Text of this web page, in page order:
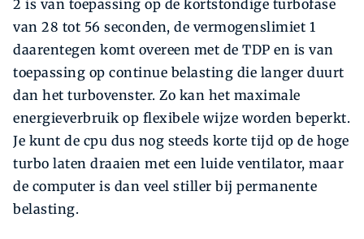
2 is van toepassing op de kortstondige turbofase
van 28 tot 56 seconden, de vermogenslimiet 1
daarentegen komt overeen met de TDP en is van
toepassing op continue belasting die langer duurt
dan het turbovenster. Zo kan het maximale
energieverbruik op flexibele wijze worden beperkt.
Je kunt de cpu dus nog steeds korte tijd op de hoge
turbo laten draaien met een luide ventilator, maar
de computer is dan veel stiller bij permanente
belasting.